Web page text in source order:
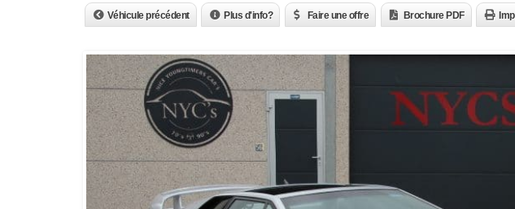
Véhicule précédent Plus d'info? Faire une offre Brochure PDF